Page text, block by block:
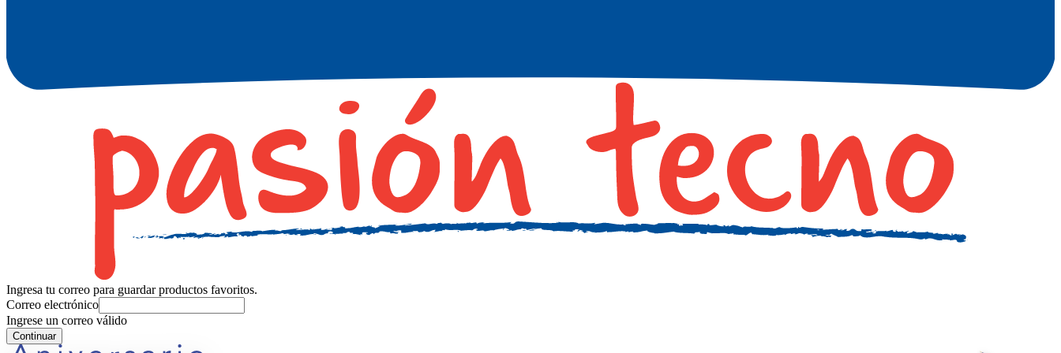
Ingresa tu correo para guardar productos favoritos.
Correo electrónico
Ingrese un correo válido
Continuar